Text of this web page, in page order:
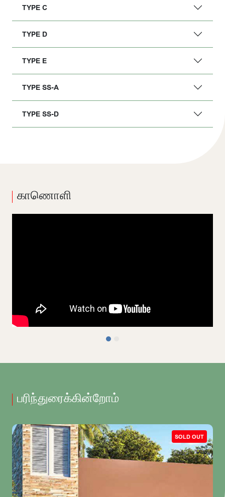
TYPE C
TYPE D
TYPE E
TYPE SS-A
TYPE SS-D
காணொளி
பரிந்துரைக்கின்றோம்
SOLD OUT